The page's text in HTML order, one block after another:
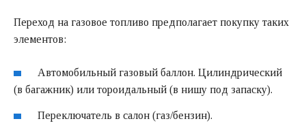
Переход на газовое топливо предполагает покупку таких
элементов:
Автомобильный газовый баллон. Цилиндрический
(в багажник) или тороидальный (в нишу под запаску).
Переключатель в салон (газ/бензин).